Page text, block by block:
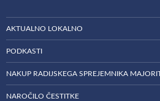
AKTUALNO LOKALNO
PODKASTI
NAKUP RADIJSKEGA SPREJEMNIKA
NAROČILO ČESTITKE